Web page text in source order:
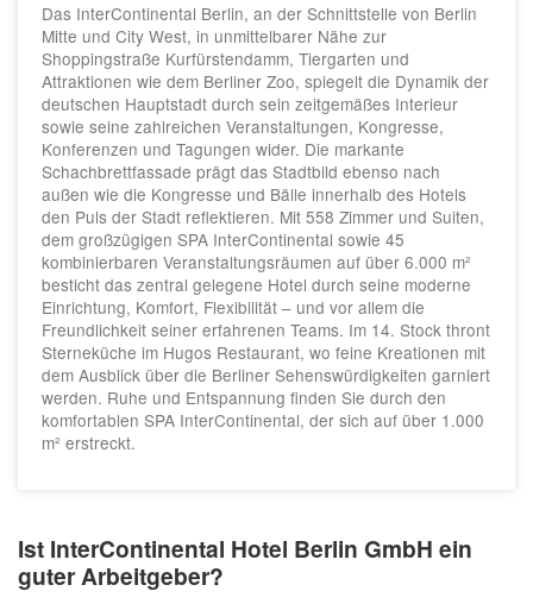
Das InterContinental Berlin, an der Schnittstelle von Berlin
Mitte und City West, in unmittelbarer Nähe zur
Shoppingstraße Kurfürstendamm, Tiergarten und
Attraktionen wie dem Berliner Zoo, spiegelt die Dynamik der
deutschen Hauptstadt durch sein zeitgemäßes Interieur
sowie seine zahlreichen Veranstaltungen, Kongresse,
Konferenzen und Tagungen wider. Die markante
Schachbrettfassade prägt das Stadtbild ebenso nach
außen wie die Kongresse und Bälle innerhalb des Hotels
den Puls der Stadt reflektieren. Mit 558 Zimmer und Suiten,
dem großzügigen SPA InterContinental sowie 45
kombinierbaren Veranstaltungsräumen auf über 6.000 m²
besticht das zentral gelegene Hotel durch seine moderne
Einrichtung, Komfort, Flexibilität – und vor allem die
Freundlichkeit seiner erfahrenen Teams. Im 14. Stock thront
Sterneküche im Hugos Restaurant, wo feine Kreationen mit
dem Ausblick über die Berliner Sehenswürdigkeiten garniert
werden. Ruhe und Entspannung finden Sie durch den
komfortablen SPA InterContinental, der sich auf über 1.000
m² erstreckt.
Ist InterContinental Hotel Berlin GmbH ein
guter Arbeitgeber?